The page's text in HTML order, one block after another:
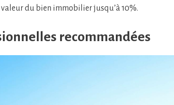
du bien immobilier jusqu’à 10%.
recommandées